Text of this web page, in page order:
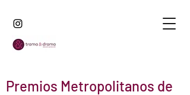
Premios Metropolitanos de